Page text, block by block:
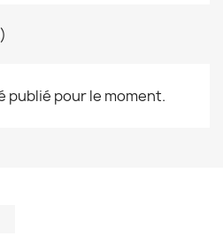
publié pour le moment.